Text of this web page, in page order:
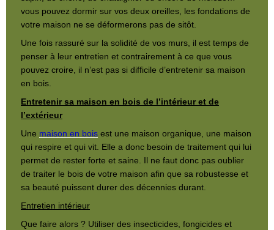
vous pouvez dormir sur vos deux oreilles, les fondations de
votre maison ne se déformerons pas de sitôt.
Une fois rassuré sur la solidité de vos murs, il est temps de
penser à leur entretien et contrairement à ce que vous
pouvez croire, il n’est pas si difficile d’entretenir sa maison
en bois.
Entretenir sa maison en bois de l’intérieur et de
l’extérieur
Une maison en bois est une maison organique, une maison
qui respire et qui vit. Elle a donc besoin de traitement qui lui
permet de rester forte et saine. Il ne faut donc pas oublier
de traiter le bois de votre maison afin que sa robustesse et
sa beauté puissent durer des décennies durant.
Entretien intérieur
Que faire alors ? Utiliser des insecticides, fongicides et